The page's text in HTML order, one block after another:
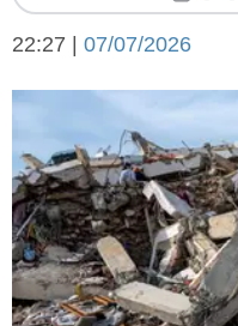
Economía y campo
Sociedad y tiempo
libre
El tiempo
22:27 | 07/07/2026